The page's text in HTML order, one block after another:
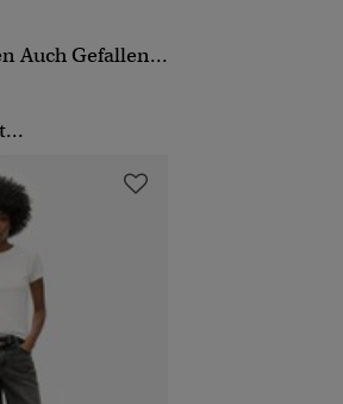
Auch Gefallen...